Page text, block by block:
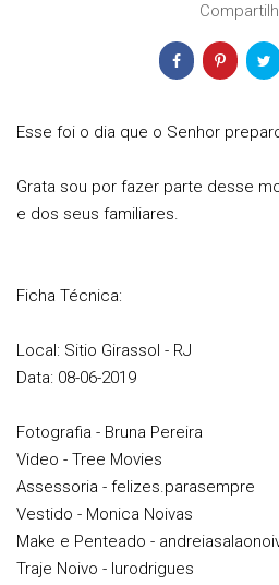
Esse foi o dia que o Senhor
Grata sou por fazer parte desse
e dos seus familiares.
Ficha Técnica:
Local: Sitio Girassol - RJ
Data: 08-06-2019
Fotografia - Bruna Pereira
Video - Tree Movies
Assessoria - felizes.parasempre
Vestido - Monica Noivas
Make e Penteado -
Traje Noivo - lurodrigues